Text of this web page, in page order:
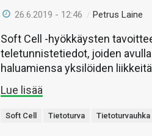
26.6.2019 - 12:46 /Petrus Laine
Soft Cell -hyökkäysten
teletunnistetiedot, joiden
haluamiensa yksilöiden
Lue lisää
Soft Cell Tietoturva Tietoturvauhka